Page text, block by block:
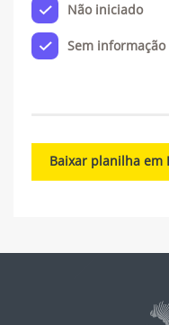
Não iniciado
Sem informação
Baixar planilha em